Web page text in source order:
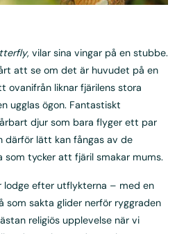
, vilar sina vingar på en stubbe.
att se om det är huvudet på en
ovanifrån liknar fjärilens stora
ugglas ögon. Fantastiskt
djur som bara flyger ett par
därför lätt kan fångas av de
som tycker att fjäril smakar mums.
efter utflykterna – med en
som sakta glider nerför ryggraden
religiös upplevelse när vi